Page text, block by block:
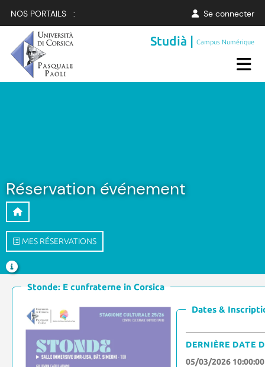
NOS PORTAILS : Se connecter
Studià |Campus Numérique
Réservation événement
MES RÉSERVATIONS
Stonde: E cunfraterne in Corsica
Dates &
DERNIÈRE DATE
05/03/2026 10:00:00